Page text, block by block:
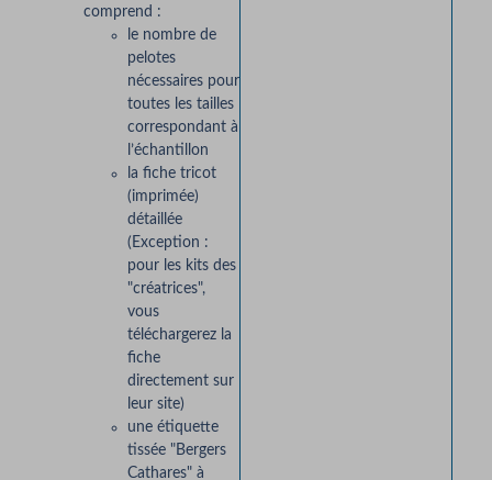
comprend :
le nombre de
pelotes
nécessaires pour
toutes les tailles
correspondant à
l’échantillon
la fiche tricot
(imprimée)
détaillée
(Exception :
pour les kits des
"créatrices",
vous
téléchargerez la
fiche
directement sur
leur site)
une étiquette
tissée "Bergers
Cathares" à